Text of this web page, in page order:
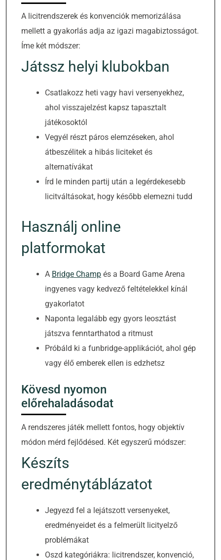
A licitrendszerek és konvenciók memorizálása
mellett a gyakorlás adja az igazi magabiztosságot.
Íme két módszer:
Játssz helyi klubokban
Csatlakozz heti vagy havi versenyekhez,
ahol visszajelzést kapsz tapasztalt
játékosoktól
Vegyél részt páros elemzéseken, ahol
átbeszélitek a hibás liciteket és
alternatívákat
Írd le minden partij után a legérdekesebb
licitváltásokat, hogy később elemezni tudd
Használj online
platformokat
A Bridge Champ és a Board Game Arena
ingyenes vagy kedvező feltételekkel kínál
gyakorlatot
Naponta legalább egy gyors leosztást
játszva fenntarthatod a ritmust
Próbáld ki a funbridge-applikációt, ahol gép
vagy élő emberek ellen is edzhetsz
Kövesd nyomon
előrehaladásodat
A rendszeres játék mellett fontos, hogy objektív
módon mérd fejlődésed. Két egyszerű módszer:
Készíts
eredménytáblázatot
Jegyezd fel a lejátszott versenyeket,
eredményeidet és a felmerült licityelző
problémákat
Oszd kategóriákra: licitrendszer, konvenció,